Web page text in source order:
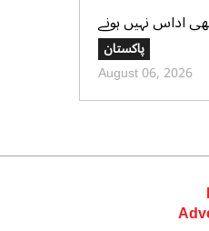
اداس نہیں ہونے
پر بچوں کا بڑا
مستقبل ، خوبصورت
کیلئے عزم کا اظہار
پاکستان
August 06, 2026